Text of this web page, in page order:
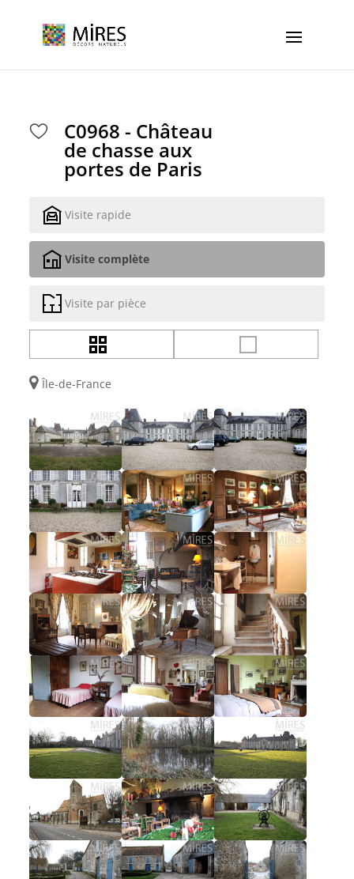
C0968 - Château
de chasse aux
portes de Paris
Visite rapide
Visite complète
Visite par pièce
Île-de-France